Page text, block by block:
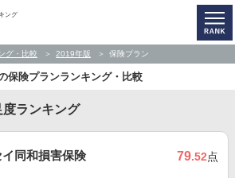
ング
グ・比較 2019年版 保険プラン
保険プランランキング・比較
ランキング
同和損害保険 79.52点